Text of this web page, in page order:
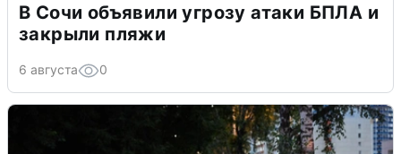
В Сочи объявили угрозу атаки БПЛА и
закрыли пляжи
6 августа 0